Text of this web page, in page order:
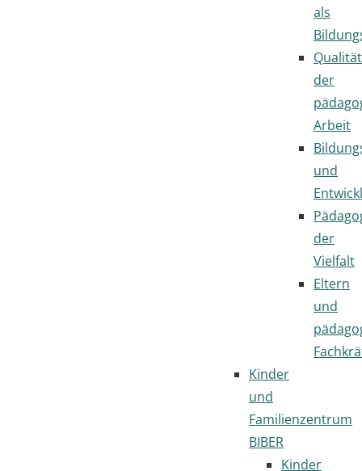
als
Qualität
der
Arbeit
und
der
Vielfalt
Eltern
und
Kinder
und
Familienzentrum
BIBER
Kinder